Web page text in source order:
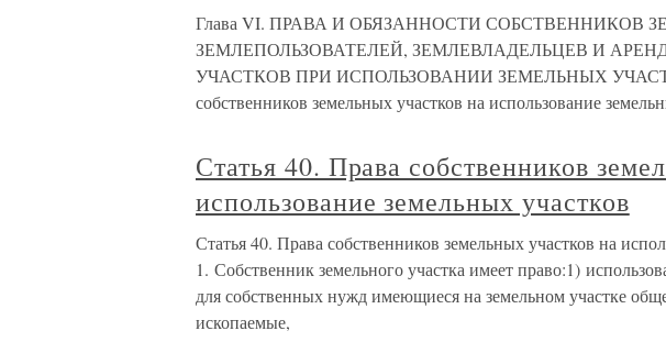
Глава VI. ПРАВА И ОБЯЗАННОСТИ СОБСТВЕННИКОВ
ЗЕМЛЕПОЛЬЗОВАТЕЛЕЙ, ЗЕМЛЕВЛАДЕЛЬЦЕВ И
УЧАСТКОВ ПРИ ИСПОЛЬЗОВАНИИ ЗЕМЕЛЬНЫХ
собственников земельных участков на использование
Статья 40. Права собственников
использование земельных участков
Статья 40. Права собственников земельных участков на
1. Собственник земельного участка имеет право:1)
для собственных нужд имеющиеся на земельном участке
ископаемые,